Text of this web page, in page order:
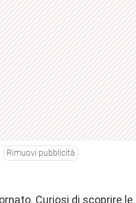
Rimuovi pubblicità
Curiosi di scoprire